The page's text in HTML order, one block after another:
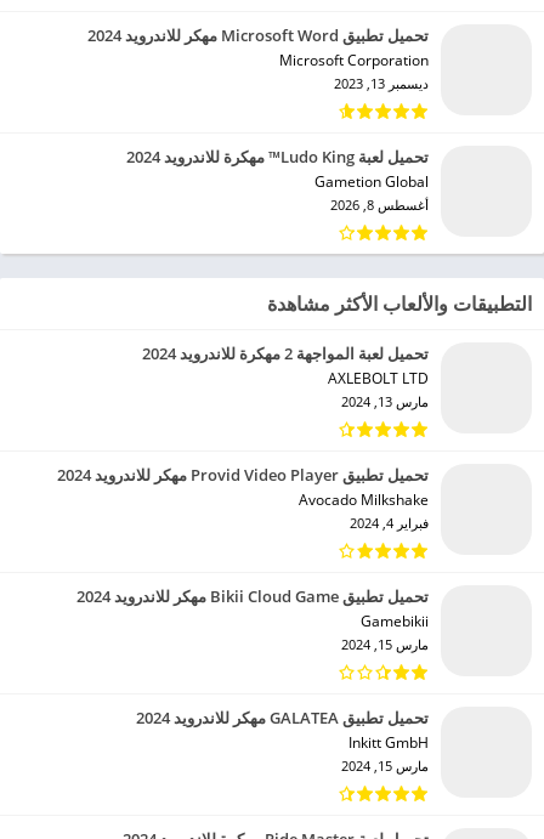
تحميل تطبيق Microsoft Word مهكر للاندرويد 2024
Microsoft Corporation‏
ديسمبر 13, 2023
تحميل لعبة Ludo King™ مهكرة للاندرويد 2024
Gametion Global‏
أغسطس 8, 2026
التطبيقات والألعاب الأكثر مشاهدة
تحميل لعبة المواجهة 2 مهكرة للاندرويد 2024
AXLEBOLT LTD‏
مارس 13, 2024
تحميل تطبيق Provid Video Player مهكر للاندرويد 2024
Avocado Milkshake‏
فبراير 4, 2024
تحميل تطبيق Bikii Cloud Game مهكر للاندرويد 2024
Gamebikii‏
مارس 15, 2024
تحميل تطبيق GALATEA مهكر للاندرويد 2024
Inkitt GmbH‏
مارس 15, 2024